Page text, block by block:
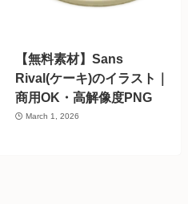
【無料素材】Sans
Rival(ケーキ)のイラスト｜
商用OK・高解像度PNG
March 1, 2026